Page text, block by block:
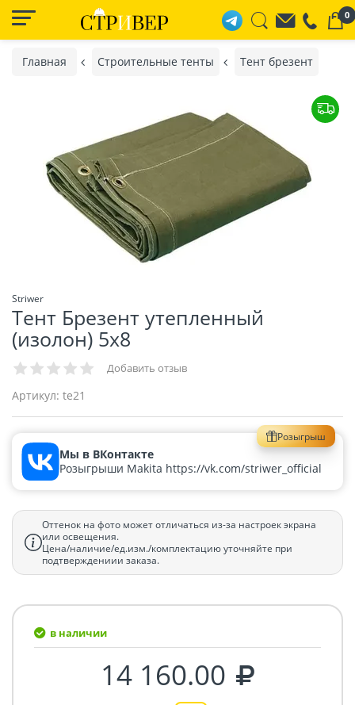
0
Главная Строительные тенты Тент брезент
Striwer
Тент Брезент утепленный
(изолон) 5х8
Добавить отзыв
Артикул: te21
Розыгрыш
Мы в ВКонтакте
Розыгрыши Makita https://vk.com/striwer_official
Оттенок на фото может отличаться из-за настроек экрана
или освещения.
Цена/наличие/ед.изм./комплектацию уточняйте при
подтверждениии заказа.
в наличии
14 160.00